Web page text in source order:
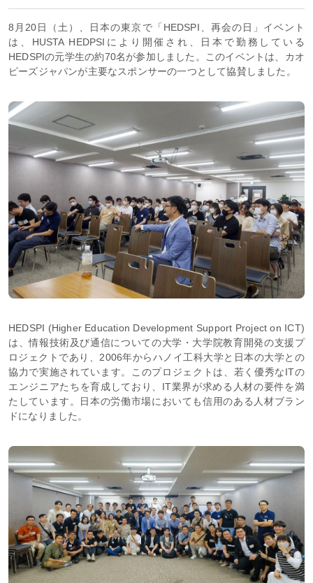
8月20日（土）、日本の東京で「HEDSPI、再会の日」イベント
は、HUSTA HEDPSIにより開催され、日本で勤務している
HEDSPIの元学生の約70名が参加しました。このイベントは、カオ
ピーズジャパンが主要なスポンサーの一つとして協賛しました。
HEDSPI (Higher Education Development Support Project on ICT)
は、情報技術及び通信についての大学・大学院教育開発の支援プ
ロジェクトであり、2006年からハノイ工科大学と日本の大学との
協力で実施されています。このプロジェクトは、若く優秀なITの
エンジニアたちを育成しており、IT業界が求める人材の要件を満
たしています。日本の労働市場においても信用のある人材ブラン
ドになりました。